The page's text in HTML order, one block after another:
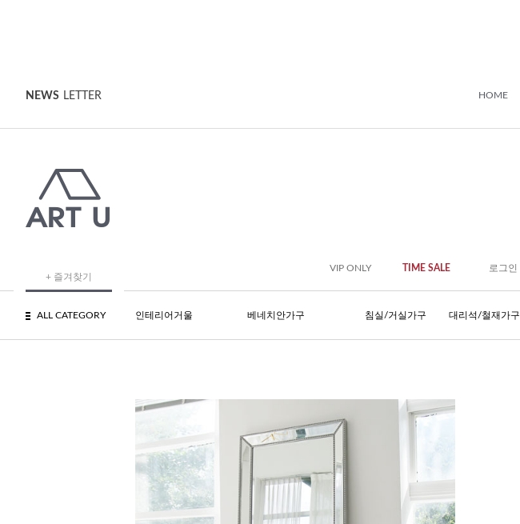
NEWS LETTER HOME
+ 즐겨찾기
VIP ONLY TIME SALE 로그인
ALL CATEGORY 인테리어거울 베네치안가구 침실/거실가구 대리석/철재가구